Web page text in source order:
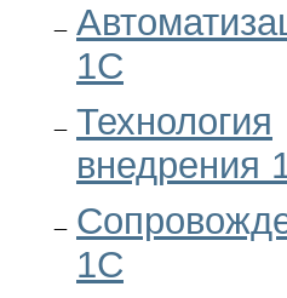
1С
Технология
внедрения
1С